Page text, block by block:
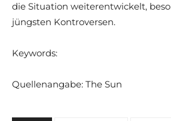
die Situation weiterentwickelt,
jüngsten Kontroversen.
Keywords:
Quellenangabe: The Sun